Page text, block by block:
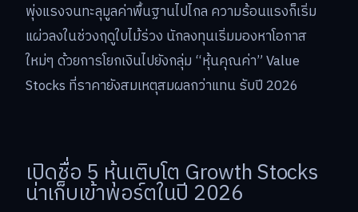
พุ่งแรงจนทะลุมูลค่าพื้นฐานไปไกล ความร้อนแรงก็เริ่ม
แผ่วลงในช่วงฤดูใบไม้ร่วง นักลงทุนเริ่มมองหาโอกาส
ใหม่ๆ ด้วยการโยกเงินไปยังกลุ่ม “หุ้นคุณค่า” Value
Stocks ที่ราคายังสมเหตุสมผลกว่าแทน รับปี 2026
เปิดชื่อ 5 หุ้นเติบโต Growth Stocks
น่าเก็บเข้าพอร์ตในปี 2026